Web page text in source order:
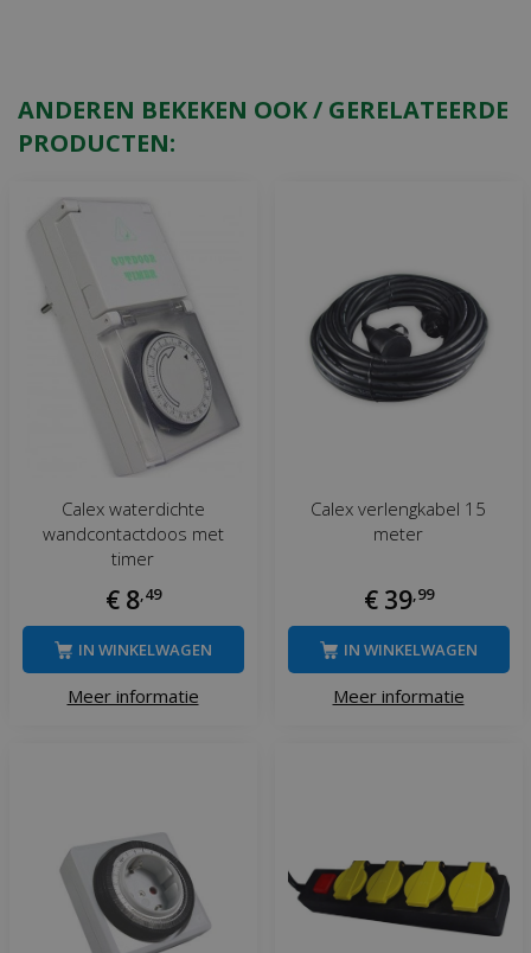
ANDEREN BEKEKEN OOK / GERELATEERDE
PRODUCTEN:
Calex waterdichte
wandcontactdoos met
timer
€ 8,49
Meer informatie
IN WINKELWAGEN
Calex verlengkabel 15
meter
€ 39,99
Meer informatie
IN WINKELWAGEN